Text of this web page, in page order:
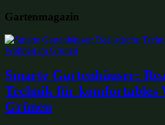
Gartenmagazin
Smarte Gartenhäuser:
Technik für komfortables
Grünen